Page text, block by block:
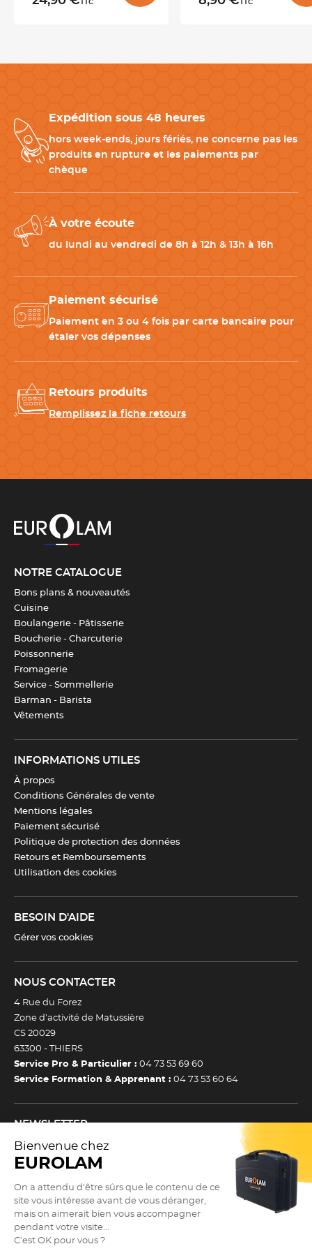
Matériau Acier Inoxydable 18/10
Diamètre
Entretien
Couleur(s) Inox
Télécharger la fiche produit
TTC TTC
Expédition sous 48 heures
hors week-ends, jours fériés, ne concerne pas les
produits en rupture et les paiements par
chèque
À votre écoute
du lundi au vendredi de 8h à 12h & 13h à 16h
Paiement sécurisé
Paiement en 3 ou 4 fois par carte bancaire pour
étaler vos dépenses
Retours produits
Remplissez la fiche retours
NOTRE CATALOGUE
Bons plans & nouveautés
Cuisine
Boulangerie - Pâtisserie
Boucherie - Charcuterie
Poissonnerie
Fromagerie
Service - Sommellerie
Barman - Barista
Vêtements
INFORMATIONS UTILES
À propos
Conditions Générales de vente
Mentions légales
Paiement sécurisé
Politique de protection des données
Retours et Remboursements
Utilisation des cookies
BESOIN D'AIDE
Gérer vos cookies
NOUS CONTACTER
4 Rue du Forez
Zone d’activité de Matussière
CS 20029
63300 - THIERS
Service Pro & Particulier : 04 73 53 69 60
Service Formation & Apprenant : 04 73 53 60 64
NEWSLETTER
Inscrivez-vous à notre newsletter et recevez toutes nos
actualtiés et bons plans.
Je m’inscris à la newsletter
(Esc)
Newsletter
Adresse e-mail *